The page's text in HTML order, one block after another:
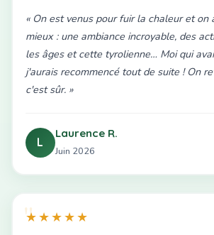
« On est venus pour fuir la chaleur et on
mieux : une ambiance incroyable, des
les âges et cette tyrolienne… Moi qui
j'aurais recommencé tout de suite ! On
c'est sûr. »
L
Laurence R.
Juin 2026
★★★★★